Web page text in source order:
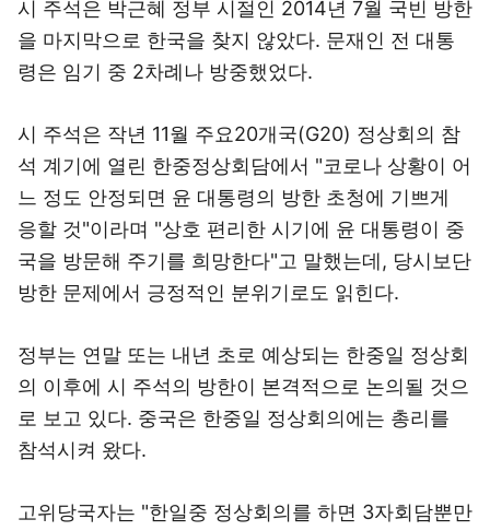
시 주석은 박근혜 정부 시절인 2014년 7월 국빈 방한
을 마지막으로 한국을 찾지 않았다. 문재인 전 대통
령은 임기 중 2차례나 방중했었다.
시 주석은 작년 11월 주요20개국(G20) 정상회의 참
석 계기에 열린 한중정상회담에서 "코로나 상황이 어
느 정도 안정되면 윤 대통령의 방한 초청에 기쁘게
응할 것"이라며 "상호 편리한 시기에 윤 대통령이 중
국을 방문해 주기를 희망한다"고 말했는데, 당시보단
방한 문제에서 긍정적인 분위기로도 읽힌다.
정부는 연말 또는 내년 초로 예상되는 한중일 정상회
의 이후에 시 주석의 방한이 본격적으로 논의될 것으
로 보고 있다. 중국은 한중일 정상회의에는 총리를
참석시켜 왔다.
고위당국자는 "한일중 정상회의를 하면 3자회담뿐만